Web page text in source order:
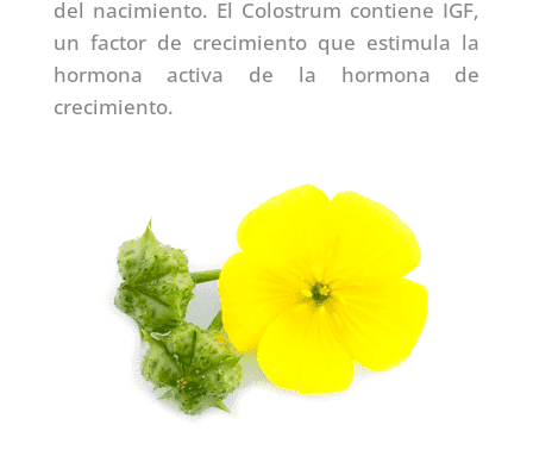
del nacimiento. El Colostrum contiene IGF,
un factor de crecimiento que estimula la
hormona activa de la hormona de
crecimiento.